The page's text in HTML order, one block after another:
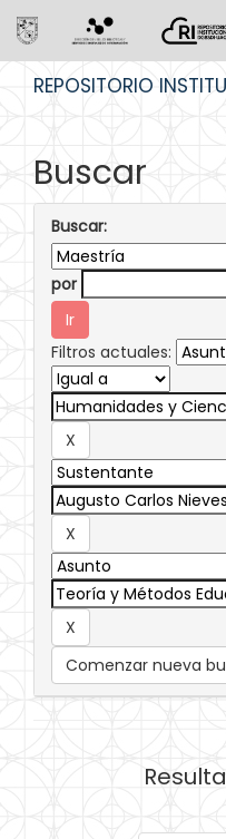
REPOSITORIO
Buscar
Buscar:
por
Filtros actuales:
Comenzar nueva